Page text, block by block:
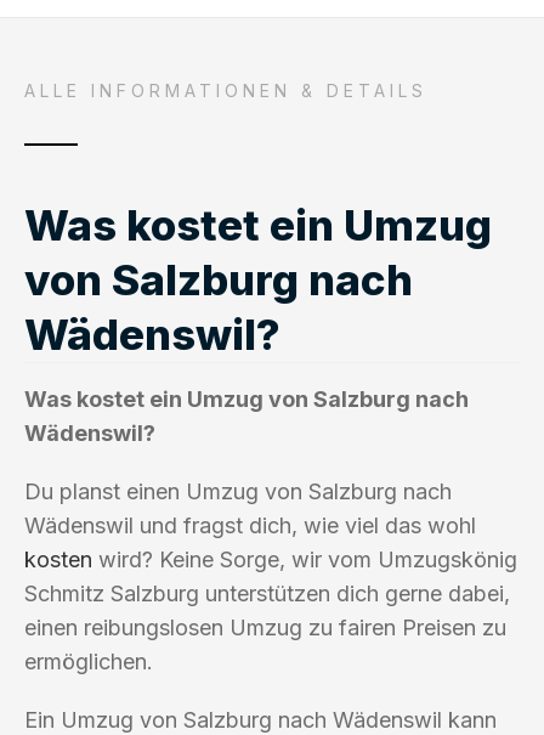
ALLE INFORMATIONEN & DETAILS
Was kostet ein Umzug
von Salzburg nach
Wädenswil?
Was kostet ein Umzug von Salzburg nach
Wädenswil?
Du planst einen Umzug von Salzburg nach
Wädenswil und fragst dich, wie viel das wohl
kosten wird? Keine Sorge, wir vom Umzugskönig
Schmitz Salzburg unterstützen dich gerne dabei,
einen reibungslosen Umzug zu fairen Preisen zu
ermöglichen.
Ein Umzug von Salzburg nach Wädenswil kann